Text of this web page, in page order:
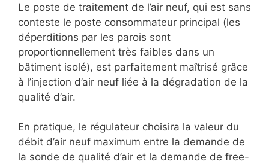
Le poste de traitement de l’air neuf, qui est sans
conteste le poste consommateur principal (les
déperditions par les parois sont
proportionnellement très faibles dans un
bâtiment isolé), est parfaitement maîtrisé grâce
à l’injection d’air neuf liée à la dégradation de la
qualité d’air.
En pratique, le régulateur choisira la valeur du
débit d’air neuf maximum entre la demande de
la sonde de qualité d’air et la demande de free-